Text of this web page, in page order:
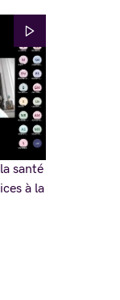
santé
à la